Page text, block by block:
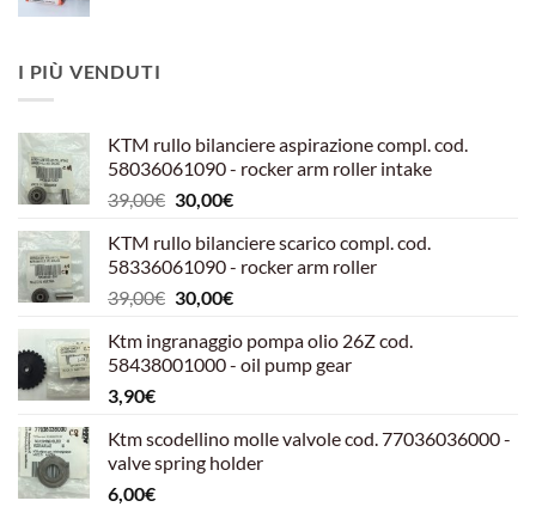
I PIÙ VENDUTI
KTM rullo bilanciere aspirazione compl. cod.
58036061090 - rocker arm roller intake
39,00€ Il
originale
era:
39,00€.
30,00€Il
attuale
è:
30,00€.
KTM rullo bilanciere scarico compl. cod.
58336061090 - rocker arm roller
39,00€ Il
originale
era:
30,00€Il
attuale
è:
Ktm ingranaggio pompa olio 26Z cod.
58438001000 - oil pump gear
3,90€
Ktm scodellino molle valvole cod. 77036036000 -
valve spring holder
6,00€